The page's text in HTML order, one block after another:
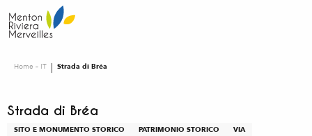
au
contenu
Home – IT Strada di Bréa
Strada di Bréa
SITO E MONUMENTO STORICO PATRIMONIO STORICO
VIA